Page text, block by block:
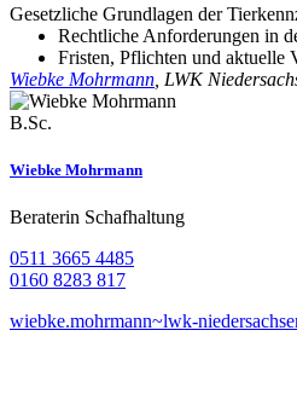
Gesetzliche Grundlagen der
Rechtliche Anforderungen in
Fristen, Pflichten und aktuelle
Wiebke Mohrmann , LWK
B.Sc.
Wiebke Mohrmann
Beraterin Schafhaltung
0511 3665 4485
0160 8283 817
wiebke.mohrmann~lwk-